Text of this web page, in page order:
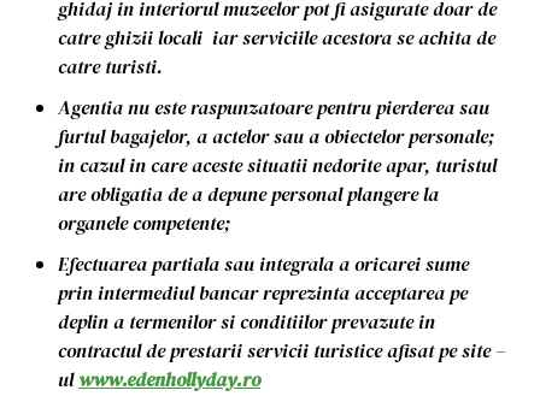
ghidaj in interiorul muzeelor pot fi asigurate doar de
catre ghizii locali iar serviciile acestora se achita de
catre turisti.
Agentia nu este raspunzatoare pentru pierderea sau
furtul bagajelor, a actelor sau a obiectelor personale;
in cazul in care aceste situatii nedorite apar, turistul
are obligatia de a depune personal plangere la
organele competente;
Efectuarea partiala sau integrala a oricarei sume
prin intermediul bancar reprezinta acceptarea pe
deplin a termenilor si conditiilor prevazute in
contractul de prestarii servicii turistice afisat pe site –
ulwww.edenhollyday.ro